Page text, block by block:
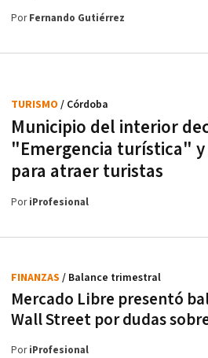
PorFernando Gutiérrez
Municipio del interior
"Emergencia turística" y
para atraer turistas
TURISMO / Córdoba
PoriProfesional
Mercado Libre presentó
Wall Street por dudas
FINANZAS / Balance trimestral
PoriProfesional